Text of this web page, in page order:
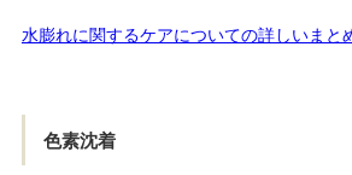
水膨れに関するケアについての詳しいまと
色素沈着